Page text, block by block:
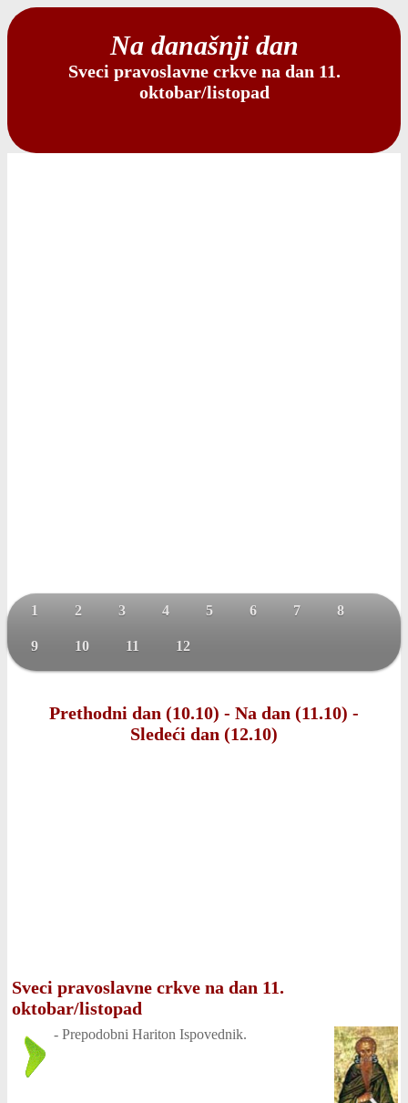
Na današnji dan
Sveci pravoslavne crkve na dan 11.
oktobar/listopad
1 2 3 4 5 6 7 8
9 10 11 12
Prethodni dan (10.10) - Na dan (11.10) -
Sledeći dan (12.10)
Sveci pravoslavne crkve na dan 11.
oktobar/listopad
- Prepodobni Hariton Ispovednik.